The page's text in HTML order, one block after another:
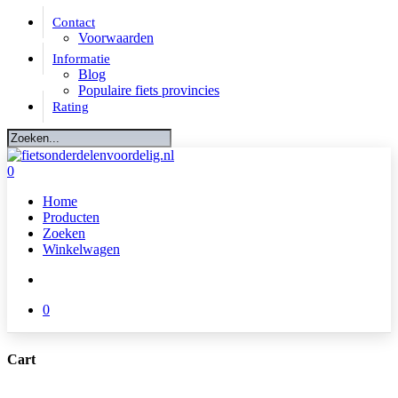
Skip
Contact
Voorwaarden
Informatie
Blog
Populaire fiets provincies
Rating
Close
Search
account
0
Home
Producten
Zoeken
Winkelwagen
0
Cart